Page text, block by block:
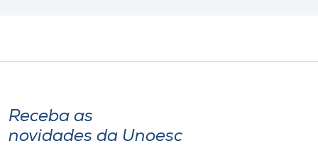
Receba as
novidades da Unoesc